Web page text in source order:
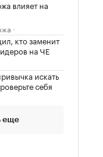
влияет на
кто заменит
на ЧЕ
искать
себя
еще